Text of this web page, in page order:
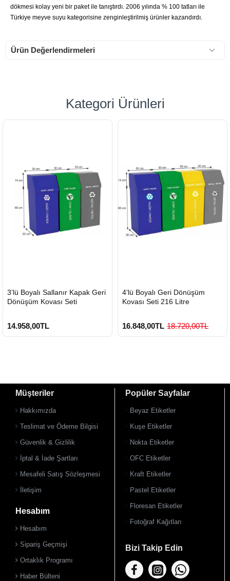
dökmesi kolay yeni bir paket ile tanıştırdı. 2006 yılında % 100 tatları ile
Türkiye meyve suyu kategorisine zenginleştirilmiş ürünler kazandırdı.
Ürün Değerlendirmeleri
Kategori Ürünleri
GÖNDERİ
3’lü Boyalı Sallanır Kapak Geri
Dönüşüm Kovası Seti
14.958,00TL
GÖNDERİ
4'lü Boyalı Geri Dönüşüm
Kovası Seti 216 Litre
16.848,00TL 18.720,00TL
Müşteriler
Hakkımızda
Teslimat ve Ödeme Bilgisi
Güvenlik & Gizlilik
İptal & İade Şartları
Mesafeli Satış Sözleşmesi
İletişim
Hesabım
Hesabım
Sipariş Geçmişi
Ortaklık Programı
Haber Bülteni
Popüler Sayfalar
Beyaz Etiketler
Kuşe Etiketler
Nokta Etiketler
OFC Etiketler
Kraft Etiketler
Pastel Etiketler
Floresan Etiketler
Fotoğraf Kağıtları
Bizi Takip Edin